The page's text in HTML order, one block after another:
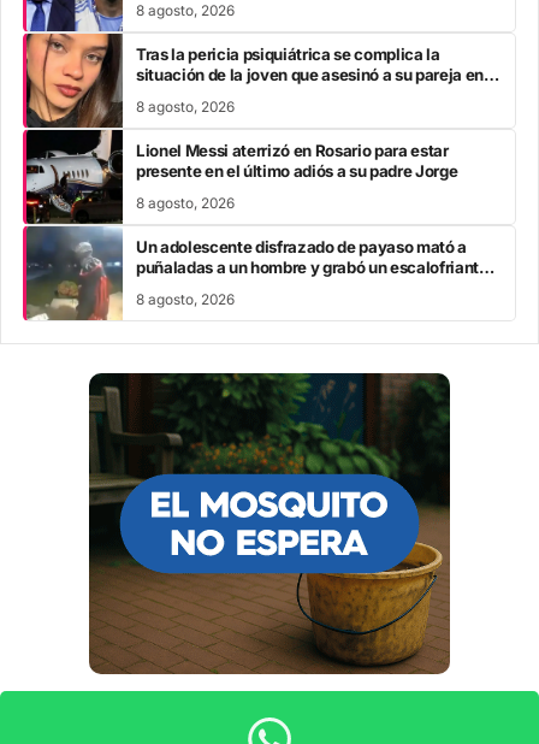
8 agosto, 2026
Tras la pericia psiquiátrica se complica la
situación de la joven que asesinó a su pareja en el
8 agosto, 2026
Lionel Messi aterrizó en Rosario para estar
presente en el último adiós a su padre Jorge
8 agosto, 2026
Un adolescente disfrazado de payaso mató a
puñaladas a un hombre y grabó un escalofriante
8 agosto, 2026